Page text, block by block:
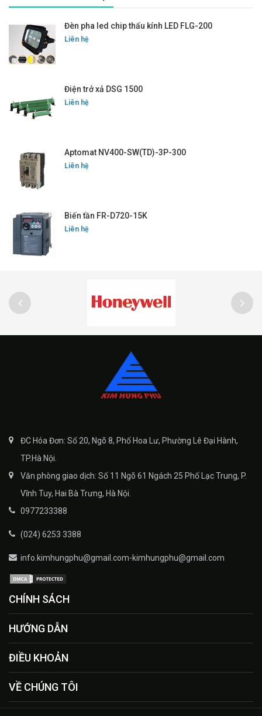
Đèn pha led chip thấu kính LED FLG-200
Liên hệ
Điện trở xả DSG 1500
Liên hệ
Aptomat NV400-SW(TD)-3P-300
Liên hệ
Biến tần FR-D720-15K
Liên hệ
ĐC Hóa Đơn: Số 20, Ngõ 8, Phố Hoa Lư, Phường Lê Đại Hành,
TP.Hà Nội.
Văn phòng giao dịch: Số 11 Ngõ 61 Ngách 25 Phố Lạc Trung, P.
Vĩnh Tuy, Hai Bà Trưng, Hà Nội.
0977233388
(024) 6253 3388
info.kimhungphu@gmail.com-kimhungphu@gmail.com
CHÍNH SÁCH
HƯỚNG DẪN
ĐIỀU KHOẢN
VỀ CHÚNG TÔI